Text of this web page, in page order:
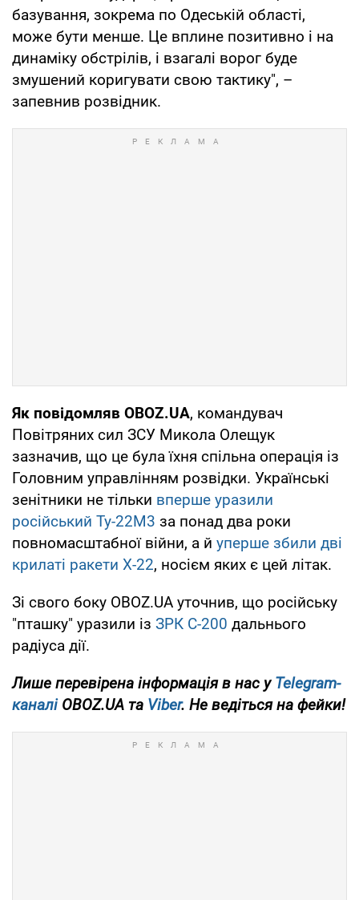
базування, зокрема по Одеській області,
може бути менше. Це вплине позитивно і на
динаміку обстрілів, і взагалі ворог буде
змушений коригувати свою тактику", –
запевнив розвідник.
Як повідомляв OBOZ.UA, командувач
Повітряних сил ЗСУ Микола Олещук
зазначив, що це була їхня спільна операція із
Головним управлінням розвідки. Українські
зенітники не тільки вперше уразили
російський Ту-22М3 за понад два роки
повномасштабної війни, а й уперше збили дві
крилаті ракети Х-22, носієм яких є цей літак.
Зі свого боку OBOZ.UA уточнив, що російську
"пташку" уразили із ЗРК С-200 дальнього
радіуса дії.
Лише перевірена інформація в нас уTelegram-
каналіOBOZ.UA та Viber. Не ведіться на фейки!